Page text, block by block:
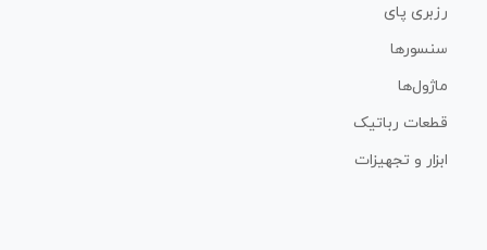
رزبری پای
سنسورها
ماژول‌ها
قطعات رباتیک
ابزار و تجهیزات